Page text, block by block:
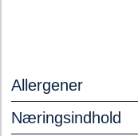
Allergener
Næringsindhold